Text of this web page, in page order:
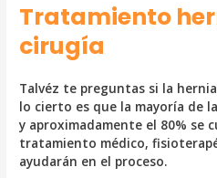
Tratamiento
cirugía
Talvéz te preguntas si la
lo cierto es que la mayoría de
y aproximadamente el 80% se
tratamiento médico,
ayudarán en el proceso.